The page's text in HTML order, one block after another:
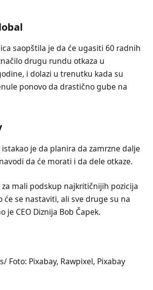
saopštila je da će ugasiti 60 radnih
drugu rundu otkaza u
i dolazi u trenutku kada su
ponovo da drastično gube na
je da planira da zamrzne dalje
da će morati i da dele otkaze.
za mali podskup najkritičnijih pozicija
će se nastaviti, ali sve druge su na
je CEO Diznija Bob Čapek.
Foto: Pixabay, Rawpixel, Pixabay